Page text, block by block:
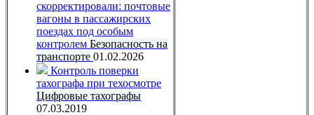
скорректировали: почтовые
вагоны в пассажирских
поездах под особым
контролем Безопасность на
транспорте 01.02.2026
Контроль поверки
тахографа при техосмотре
Цифровые тахографы
07.03.2019